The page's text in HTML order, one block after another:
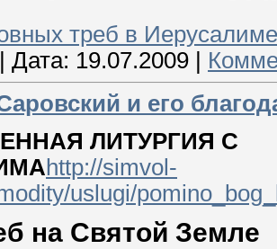
треб в Иерусалиме
Дата: 19.07.2009
и его
ЛИТУРГИЯ С
http://simvol-
uslugi/
на Святой Земле